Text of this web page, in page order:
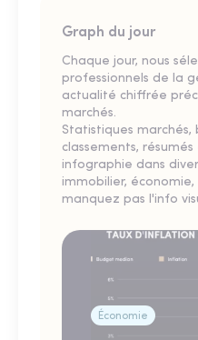
Graph du jour
Chaque jour, nous
professionnels de la
actualité chiffrée
marchés.
Statistiques
classements,
infographie dans
immobilier,
manquez pas l'info
Économie